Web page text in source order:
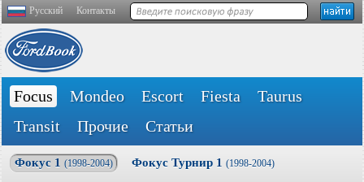
Русский Контакты
Focus Mondeo Escort Fiesta
Taurus
Transit
Прочие Статьи
Фокус 1 (1998-2004) Фокус Турнир 1 (1998-2004)